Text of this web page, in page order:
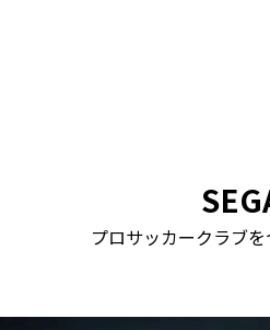
プロサッカークラブ